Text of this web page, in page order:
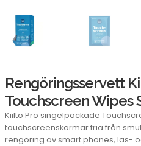
Rengöringsservett
Touchscreen Wipes
Kiilto Pro singelpackade
touchscreenskärmar fria från
rengöring av smart phones, läs-